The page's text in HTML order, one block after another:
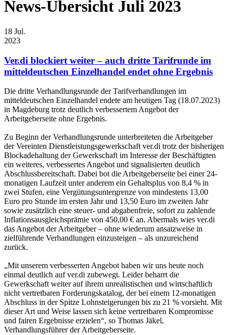
News-Übersicht Juli 2023
18 Jul.
2023
Ver.di blockiert weiter – auch dritte Tarifrunde im
mitteldeutschen Einzelhandel endet ohne Ergebnis
Die dritte Verhandlungsrunde der Tarifverhandlungen im
mitteldeutschen Einzelhandel endete am heutigen Tag (18.07.2023)
in Magdeburg trotz deutlich verbessertem Angebot der
Arbeitgeberseite ohne Ergebnis.
Zu Beginn der Verhandlungsrunde unterbreiteten die Arbeitgeber
der Vereinten Dienstleistungsgewerkschaft ver.di trotz der bisherigen
Blockadehaltung der Gewerkschaft im Interesse der Beschäftigten
ein weiteres, verbessertes Angebot und signalisierten deutlich
Abschlussbereitschaft. Dabei bot die Arbeitgeberseite bei einer 24-
monatigen Laufzeit unter anderem ein Gehaltsplus von 8,4 % in
zwei Stufen, eine Vergütungsuntergrenze von mindestens 13,00
Euro pro Stunde im ersten Jahr und 13,50 Euro im zweiten Jahr
sowie zusätzlich eine steuer- und abgabenfreie, sofort zu zahlende
Inflationsausgleichsprämie von 450,00 € an. Abermals wies ver.di
das Angebot der Arbeitgeber – ohne wiederum ansatzweise in
zielführende Verhandlungen einzusteigen – als unzureichend
zurück.
„Mit unserem verbesserten Angebot haben wir uns heute noch
einmal deutlich auf ver.di zubewegt. Leider beharrt die
Gewerkschaft weiter auf ihrem unrealistischen und wirtschaftlich
nicht vertretbaren Forderungskatalog, der bei einem 12-monatigen
Abschluss in der Spitze Lohnsteigerungen bis zu 21 % vorsieht. Mit
dieser Art und Weise lassen sich keine vertretbaren Kompromisse
und fairen Ergebnisse erzielen“, so Thomas Jäkel,
Verhandlungsführer der Arbeitgeberseite.